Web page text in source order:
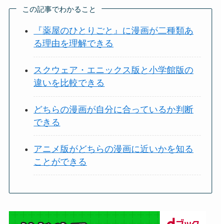
この記事でわかること
『薬屋のひとりごと』に漫画が二種類あ
る理由を理解できる
スクウェア・エニックス版と小学館版の
違いを比較できる
どちらの漫画が自分に合っているか判断
できる
アニメ版がどちらの漫画に近いかを知る
ことができる